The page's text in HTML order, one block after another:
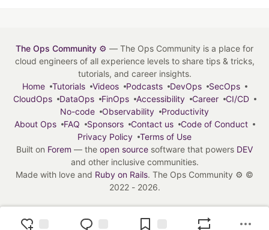
The Ops Community ⚙️ — The Ops Community is a place for
cloud engineers of all experience levels to share tips & tricks,
tutorials, and career insights.
Home
Tutorials Videos Podcasts DevOps
SecOps
CloudOps
DataOps FinOps Accessibility Career
CI/CD
No-code
Observability
Productivity
About Ops
FAQ Sponsors Contact us
Code of Conduct
Privacy Policy
Terms of Use
Built on Forem — the open source software that powers DEV
and other inclusive communities.
Made with love and Ruby on Rails. The Ops Community ⚙️ ©
2022 - 2026.